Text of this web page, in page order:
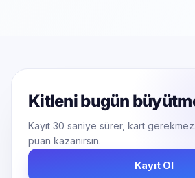
Kitleni bugün
Kayıt 30 saniye sürer, kart
puan kazanırsın.
Kayıt Ol